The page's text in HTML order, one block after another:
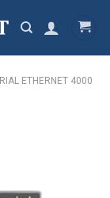
ETHERNET 4000